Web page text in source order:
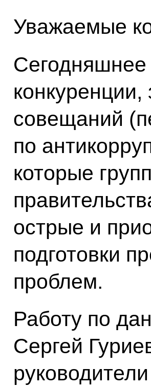
Уважаемые
конкуренции,
совещаний
по
которые
острые и
подготовки
проблем.
Работу по
Сергей